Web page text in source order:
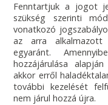
Fenntartjuk a jogot
szükség szerinti
vonatkozó
az arra alkalmazott
egyaránt.
hozzájárulása
akkor erről
további kezelését
nem járul hozzá újra.